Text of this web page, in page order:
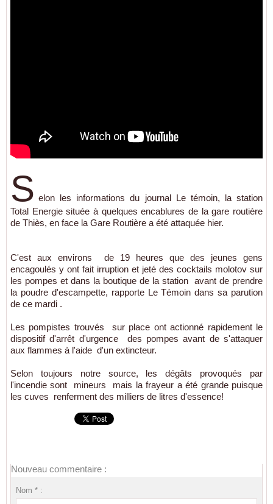
S elon les informations du journal Le témoin, la station
Total Energie située à quelques encablures de la gare routière
de Thiès, en face la Gare Routière a été attaquée hier.
C'est aux environs de 19 heures que des jeunes gens
encagoulés y ont fait irruption et jeté des cocktails molotov sur
les pompes et dans la boutique de la station avant de prendre
la poudre d'escampette, rapporte Le Témoin dans sa parution
de ce mardi .
Les pompistes trouvés sur place ont actionné rapidement le
dispositif d'arrêt d'urgence des pompes avant de s'attaquer
aux flammes à l'aide d'un extincteur.
Selon toujours notre source, les dégâts provoqués par
l'incendie sont mineurs mais la frayeur a été grande puisque
les cuves renferment des milliers de litres d'essence!
Nouveau commentaire :
Nom * :